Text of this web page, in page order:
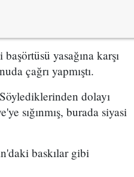
yasağına karşı
çağrı yapmıştı.
dolayı
sığınmış, burada siyasi
baskılar gibi